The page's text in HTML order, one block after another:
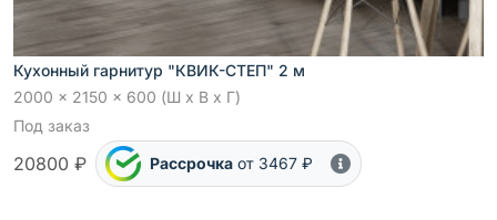
Кухонный гарнитур "КВИК-СТЕП" 2 м
2000 x 2150 x 600 (Ш x В x Г)
Под заказ
20800 ₽ Рассрочка от 3467 ₽